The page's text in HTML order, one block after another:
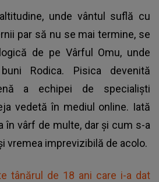
unde vântul suflă cu
par să nu se mai termine, se
de pe Vârful Omu, unde
Rodica. Pisica devenită
a echipei de specialiști
vedetă în mediul online. Iată
în vârf de multe, dar și cum s-a
vremea imprevizibilă de acolo.
tânărul de 18 ani care i-a dat